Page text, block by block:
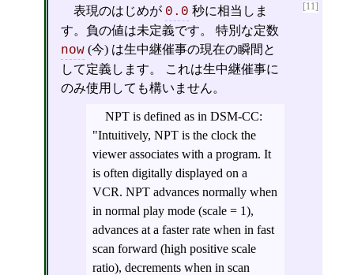
[11]
表現のはじめが 0.0 秒に相当しま
す。負の値は未定義です。 特別な定数
now(今) は生中継催事の現在の瞬間と
して定義します。 これは生中継催事に
のみ使用しても構いません。
NPT is defined as in DSM-CC:
"Intuitively, NPT is the clock the
viewer associates with a program. It
is often digitally displayed on a
VCR. NPT advances normally when
in normal play mode (scale = 1),
advances at a faster rate when in fast
scan forward (high positive scale
ratio), decrements when in scan